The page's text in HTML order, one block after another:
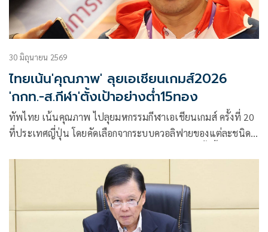
30 มิถุนายน 2569
ไทยเน้น'คุณภาพ' ลุยเอเชียนเกมส์2026
'กกท.-ส.กีฬา'ตั้งเป้าอย่างต่ำ15ทอง
ทัพไทย เน้นคุณภาพ ไปลุยมหกรรมกีฬาเอเชียนเกมส์ ครั้งที่ 20
ที่ประเทศญี่ปุ่น โดยคัดเลือกจากระบบควอลิฟายของแต่ละชนิด
สมาคมกีฬา วางเป้าคว้าไม่น้อยกว่า 15 เหรียญทอง